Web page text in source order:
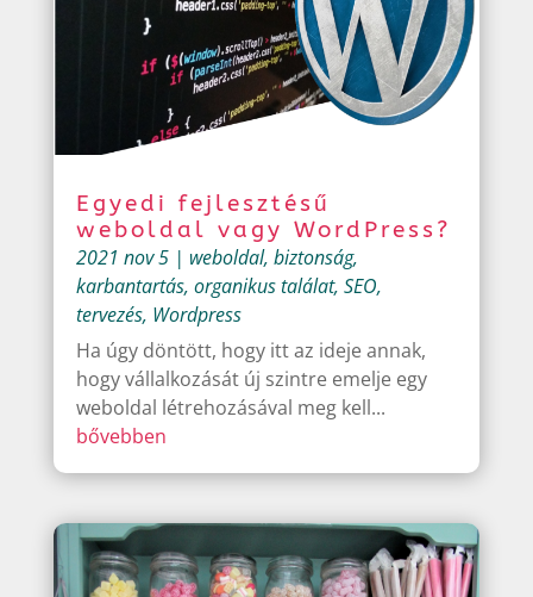
Egyedi fejlesztésű
weboldal vagy WordPress?
2021 nov 5| weboldal, biztonság,
karbantartás, organikus találat, SEO,
tervezés, Wordpress
Ha úgy döntött, hogy itt az ideje annak,
hogy vállalkozását új szintre emelje egy
weboldal létrehozásával meg kell...
bővebben